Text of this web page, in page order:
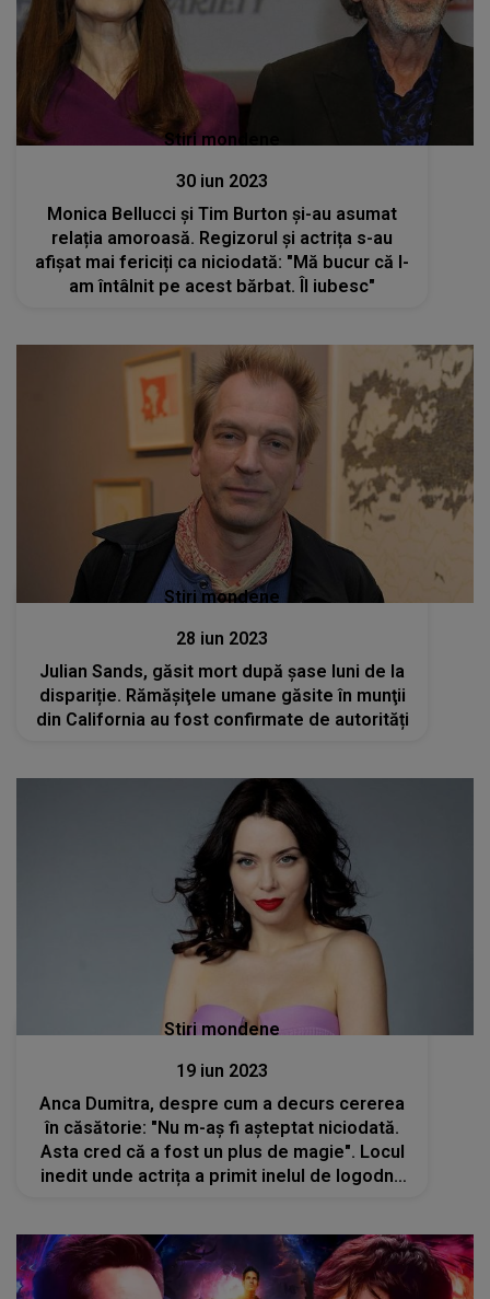
Stiri mondene
30 iun 2023
Monica Bellucci și Tim Burton și-au asumat
relația amoroasă. Regizorul și actrița s-au
afișat mai fericiți ca niciodată: "Mă bucur că l-
am întâlnit pe acest bărbat. Îl iubesc"
Stiri mondene
28 iun 2023
Julian Sands, găsit mort după șase luni de la
dispariție. Rămăşiţele umane găsite în munţii
din California au fost confirmate de autorități
Stiri mondene
19 iun 2023
Anca Dumitra, despre cum a decurs cererea
în căsătorie: "Nu m-aș fi așteptat niciodată.
Asta cred că a fost un plus de magie". Locul
inedit unde actrița a primit inelul de logodnă